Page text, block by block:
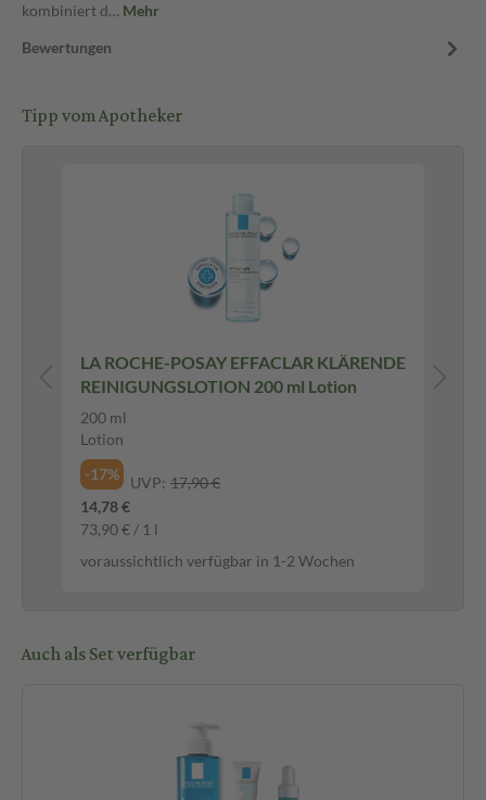
kombiniert d… Mehr
Bewertungen
Tipp vom Apotheker
LA ROCHE-POSAY EFFACLAR KLÄRENDE
REINIGUNGSLOTION 200 ml Lotion
200 ml
Lotion
-17%
UVP: 17,90 €
14,78 €
73,90 € / 1 l
voraussichtlich verfügbar in 1-2 Wochen
Auch als Set verfügbar